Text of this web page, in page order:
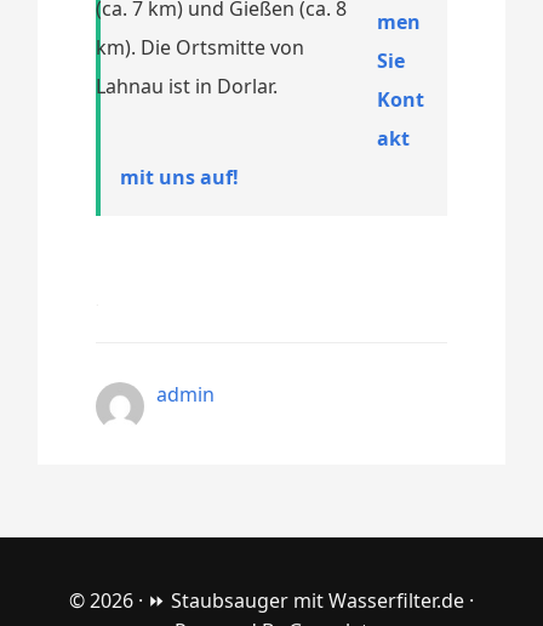
(ca. 7 km) und Gießen (ca. 8
km). Die Ortsmitte von
Lahnau ist in Dorlar.
men
Sie
Kont
akt
mit uns auf!
admin
© 2026 · ⏩ Staubsauger mit Wasserfilter.de ·